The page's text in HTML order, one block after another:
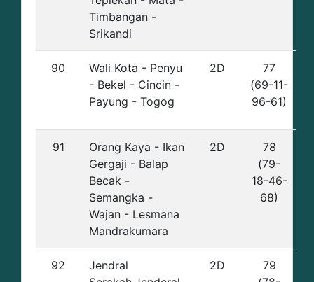
Timbangan -
Srikandi
90
Wali Kota - Penyu
- Bekel - Cincin -
Payung - Togog
2D
77
(69-11-
96-61)
91
Orang Kaya - Ikan
Gergaji - Balap
Becak -
Semangka -
Wajan - Lesmana
Mandrakumara
2D
78
(79-
18-46-
68)
92
Jendral
2D
79